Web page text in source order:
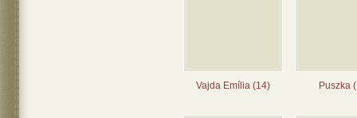
Vajda Emília (14) Puszka